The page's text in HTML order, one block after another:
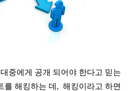
대중에게 공개 되어야 한다고 믿는
를 해킹하는 데 , 해킹이라고 하면